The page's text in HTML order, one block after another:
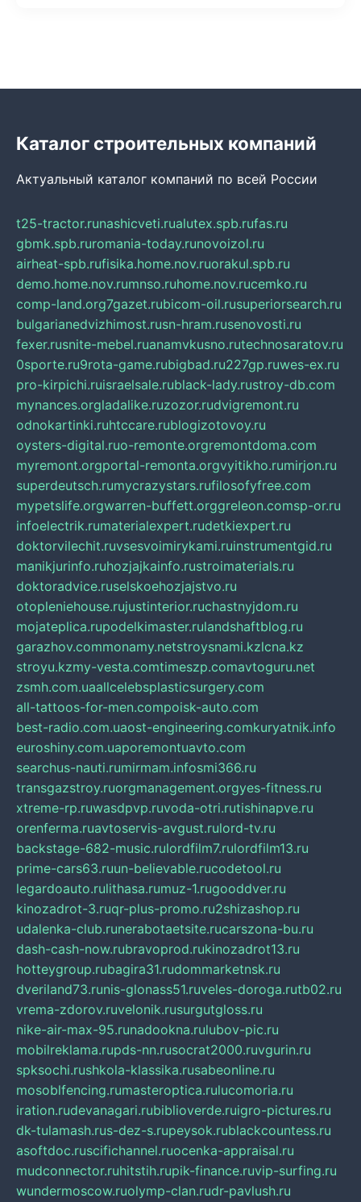
Каталог строительных компаний
Актуальный каталог компаний по всей России
t25-tractor.runashicveti.rualutex.spb.rufas.ru
gbmk.spb.ruromania-today.runovoizol.ru
airheat-spb.rufisika.home.nov.ruorakul.spb.ru
demo.home.nov.rumnso.ruhome.nov.rucemko.ru
comp-land.org7gazet.rubicom-oil.rusuperiorsearch.ru
bulgarianedvizhimost.rusn-hram.rusenovosti.ru
fexer.rusnite-mebel.ruanamvkusno.rutechnosaratov.ru
0sporte.ru9rota-game.rubigbad.ru227gp.ruwes-ex.ru
pro-kirpichi.ruisraelsale.rublack-lady.rustroy-db.com
mynances.orgladalike.ruzozor.rudvigremont.ru
odnokartinki.ruhtccare.rublogizotovoy.ru
oysters-digital.ruo-remonte.orgremontdoma.com
myremont.orgportal-remonta.orgvyitikho.rumirjon.ru
superdeutsch.rumycrazystars.rufilosofyfree.com
mypetslife.orgwarren-buffett.orggreleon.comsp-or.ru
infoelectrik.rumaterialexpert.rudetkiexpert.ru
doktorvilechit.ruvsesvoimirykami.ruinstrumentgid.ru
manikjurinfo.ruhozjajkainfo.rustroimaterials.ru
doktoradvice.ruselskoehozjajstvo.ru
otopleniehouse.rujustinterior.ruchastnyjdom.ru
mojateplica.rupodelkimaster.rulandshaftblog.ru
garazhov.commonamy.netstroysnami.kzlcna.kz
stroyu.kzmy-vesta.comtimeszp.comavtoguru.net
zsmh.com.uaallcelebsplasticsurgery.com
all-tattoos-for-men.compoisk-auto.com
best-radio.com.uaost-engineering.comkuryatnik.info
euroshiny.com.uaporemontuavto.com
searchus-nauti.rumirmam.infosmi366.ru
transgazstroy.ruorgmanagement.orgyes-fitness.ru
xtreme-rp.ruwasdpvp.ruvoda-otri.rutishinapve.ru
orenferma.ruavtoservis-avgust.rulord-tv.ru
backstage-682-music.rulordfilm7.rulordfilm13.ru
prime-cars63.ruun-believable.rucodetool.ru
legardoauto.rulithasa.rumuz-1.rugooddver.ru
kinozadrot-3.ruqr-plus-promo.ru2shizashop.ru
udalenka-club.runerabotaetsite.rucarszona-bu.ru
dash-cash-now.rubravoprod.rukinozadrot13.ru
hotteygroup.rubagira31.rudommarketnsk.ru
dveriland73.runis-glonass51.ruveles-doroga.rutb02.ru
vrema-zdorov.ruvelonik.rusurgutgloss.ru
nike-air-max-95.runadookna.rulubov-pic.ru
mobilreklama.rupds-nn.rusocrat2000.ruvgurin.ru
spksochi.rushkola-klassika.rusabeonline.ru
mosoblfencing.rumasteroptica.rulucomoria.ru
iration.rudevanagari.rubiblioverde.ruigro-pictures.ru
dk-tulamash.rus-dez-s.rupeysok.rublackcountess.ru
asoftdoc.ruscifichannel.ruocenka-appraisal.ru
mudconnector.ruhitstih.rupik-finance.ruvip-surfing.ru
wundermoscow.ruolymp-clan.rudr-pavlush.ru